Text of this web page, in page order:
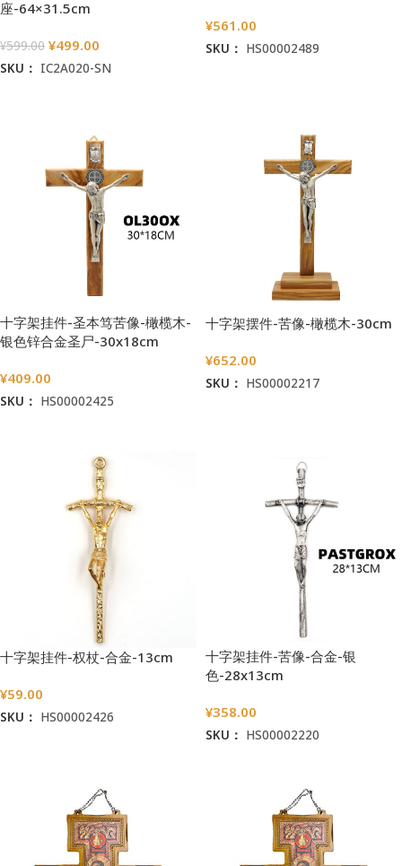
座-64×31.5cm
¥599.00 ¥499.00
SKU： IC2A020-SN
¥561.00
SKU： HS00002489
十字架挂件-圣本笃苦像-橄榄木-
银色锌合金圣尸-30x18cm
¥409.00
SKU： HS00002425
十字架摆件-苦像-橄榄木-30cm
¥652.00
SKU： HS00002217
十字架挂件-权杖-合金-13cm
¥59.00
SKU： HS00002426
十字架挂件-苦像-合金-银
色-28x13cm
¥358.00
SKU： HS00002220